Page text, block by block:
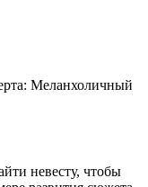
Меланхоличный
невесту, чтобы